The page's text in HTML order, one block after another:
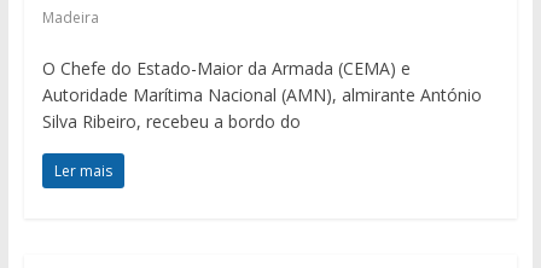
Madeira
O Chefe do Estado-Maior da Armada (CEMA) e
Autoridade Marítima Nacional (AMN), almirante António
Silva Ribeiro, recebeu a bordo do
Ler mais